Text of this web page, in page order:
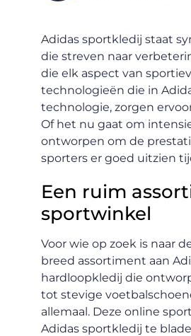
Adidas sportkledij staat
die streven naar
die elk aspect van
technologieën die in
technologie, zorgen
Of het nu gaat om
ontworpen om de
sporters er goed uitzien
Een ruim
sportwinkel
Voor wie op zoek is naar
breed assortiment aan
hardloopkledij die
tot stevige
allemaal. Deze online
Adidas sportkledij te